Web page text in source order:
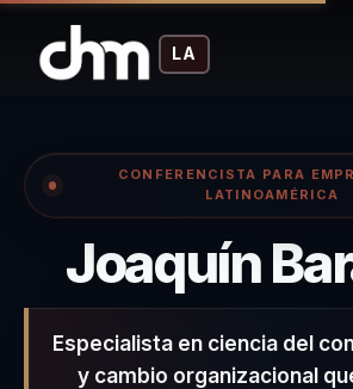
LA
CONFERENCISTA PARA
LATINOAMÉRICA
Joaquín
Especialista en ciencia del
y cambio organizacional